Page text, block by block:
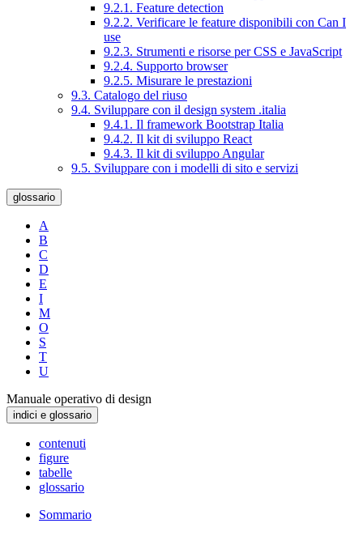
9.2.1. Feature detection
9.2.2. Verificare le feature disponibili con Can I
use
9.2.3. Strumenti e risorse per CSS e JavaScript
9.2.4. Supporto browser
9.2.5. Misurare le prestazioni
9.3. Catalogo del riuso
9.4. Sviluppare con il design system .italia
9.4.1. Il framework Bootstrap Italia
9.4.2. Il kit di sviluppo React
9.4.3. Il kit di sviluppo Angular
9.5. Sviluppare con i modelli di sito e servizi
glossario
A
B
C
D
E
I
M
O
S
T
U
Manuale operativo di design
indici e glossario
contenuti
figure
tabelle
glossario
Sommario